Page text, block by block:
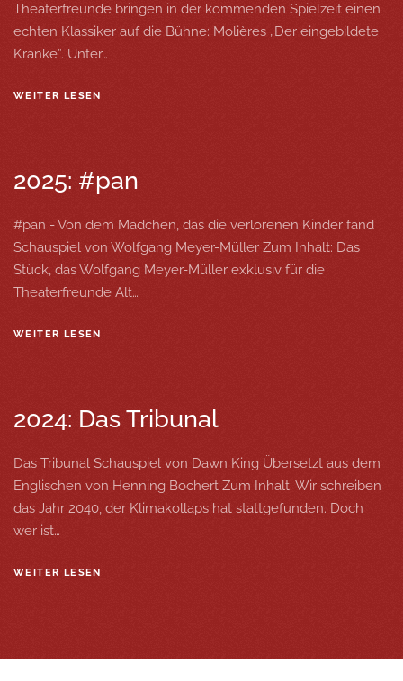
Theaterfreunde bringen in der kommenden Spielzeit einen
echten Klassiker auf die Bühne: Molières „Der eingebildete
Kranke”. Unter…
WEITER LESEN
2025: #pan
#pan - Von dem Mädchen, das die verlorenen Kinder fand
Schauspiel von Wolfgang Meyer-Müller Zum Inhalt: Das
Stück, das Wolfgang Meyer-Müller exklusiv für die
Theaterfreunde Alt…
WEITER LESEN
2024: Das Tribunal
Das Tribunal Schauspiel von Dawn King Übersetzt aus dem
Englischen von Henning Bochert Zum Inhalt: Wir schreiben
das Jahr 2040, der Klimakollaps hat stattgefunden. Doch
wer ist…
WEITER LESEN